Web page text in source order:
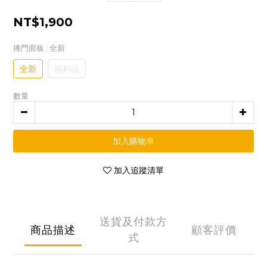
NT$1,900
捲門面板 : 全新
全新 福利品
數量
加入購物車
加入追蹤清單
商品描述
送貨及付款方
式
顧客評價